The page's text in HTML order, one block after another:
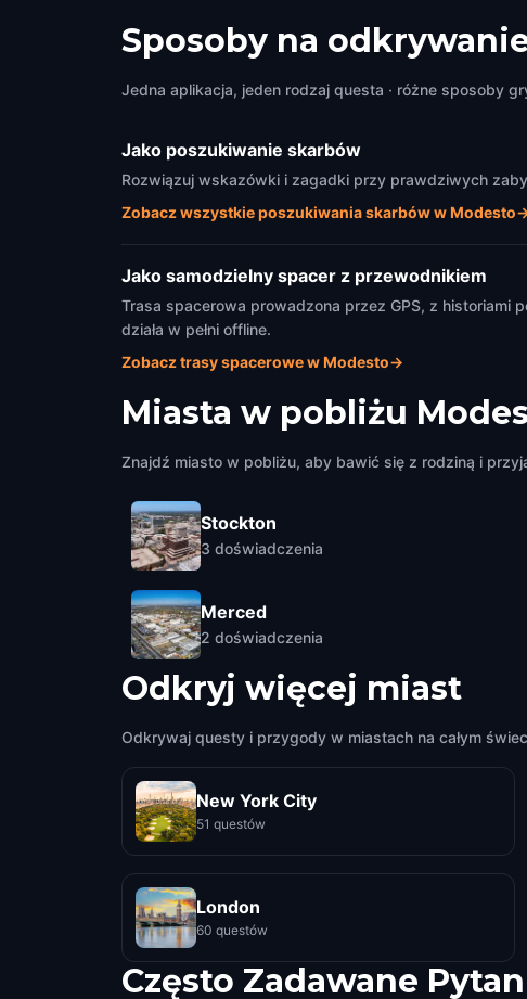
Sposoby na
Jedna aplikacja, jeden rodzaj questa · różne sposoby
Jako poszukiwanie skarbów
Rozwiązuj wskazówki i zagadki przy prawdziwych
Zobacz wszystkie poszukiwania skarbów w Modesto
Jako samodzielny spacer z przewodnikiem
Trasa spacerowa prowadzona przez GPS, z historiami
działa w pełni offline.
Zobacz trasy spacerowe w Modesto→
Miasta w pobliżu
Znajdź miasto w pobliżu, aby bawić się z rodziną i
Stockton
3 doświadczenia
Merced
2 doświadczenia
Odkryj więcej miast
Odkrywaj questy i przygody w miastach na całym
New York City
51 questów
London
60 questów
Często Zadawane